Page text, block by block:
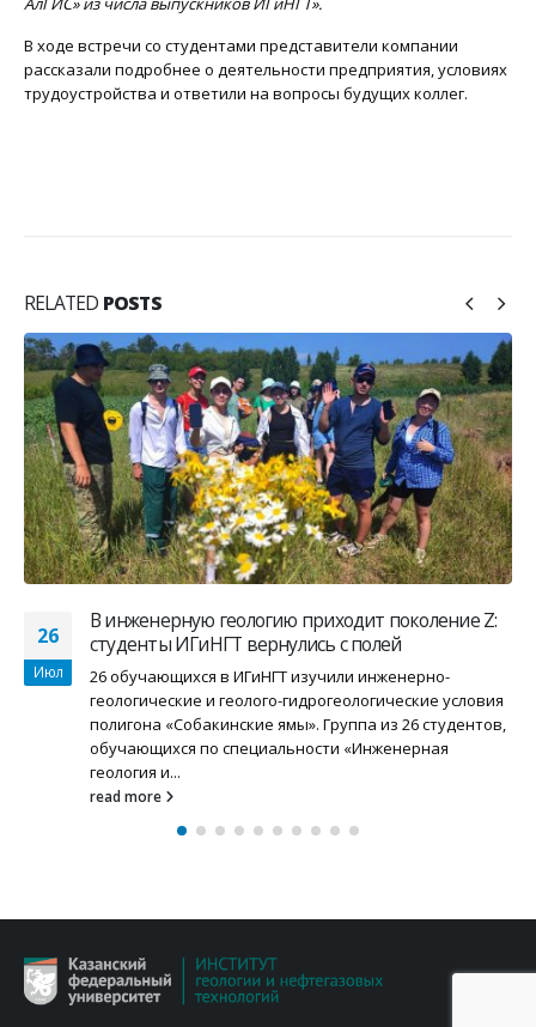
В ходе встречи со студентами представители компании
рассказали подробнее о деятельности предприятия, условиях
трудоустройства и ответили на вопросы будущих коллег.
RELATED POSTS
11
Июл
Будущие учителя географии КФУ и географы МГУ
изучили безопасность городского пространства
В Институте географии Российской академии наук
состоялся научно-практический семинар «Аспекты
безопасности большого города».Он проходил в
рамках учебной практики студентов –...
read more